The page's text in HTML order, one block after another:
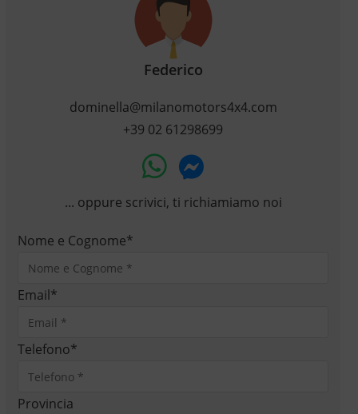
Federico
dominella@milanomotors4x4.com
+39 02 61298699
... oppure scrivici, ti richiamiamo noi
Nome e Cognome*
Email*
Telefono*
Provincia